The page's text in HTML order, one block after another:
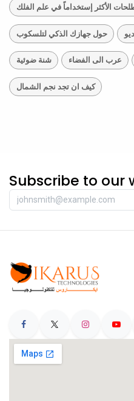
الأكثر إستخداماً في علم الفلك
حول جهازك الذكي لتلسكوب
شنة ضوئية عرب الى الفضاء
كيف ان تجد نجم الشمال
Subscribe to our